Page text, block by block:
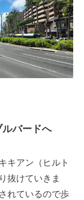
バードへ
キアン（ヒルト
抜けていきま
れているので歩